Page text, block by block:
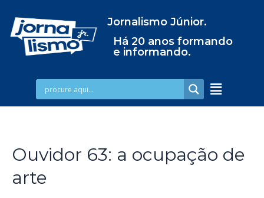
Jornalismo Júnior.
Há 20 anos formando
e informando.
Ouvidor 63: a ocupação de
arte